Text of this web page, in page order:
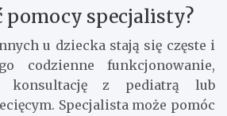
pomocy specjalisty?
u dziecka stają się częste i
codzienne funkcjonowanie,
konsultację z pediatrą lub
Specjalista może pomóc